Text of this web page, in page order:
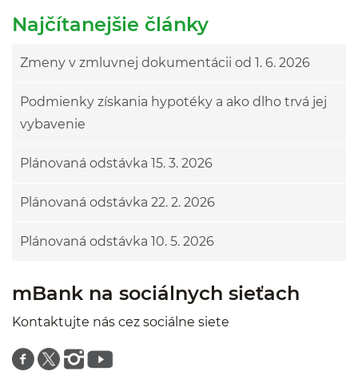
Najčítanejšie články
Zmeny v zmluvnej dokumentácii od 1. 6. 2026
Podmienky získania hypotéky a ako dlho trvá jej
vybavenie
Plánovaná odstávka 15. 3. 2026
Plánovaná odstávka 22. 2. 2026
Plánovaná odstávka 10. 5. 2026
mBank na sociálnych sieťach
Kontaktujte nás cez sociálne siete
Znajdź nas na facebooku
Znajdź nas na twitterze
Znajdź nas na instagramie
Znajdź nas na youtube